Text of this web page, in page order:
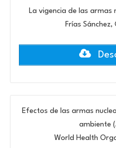
La vigencia de las armas
Frías
Efectos de las armas
ambiente
World Health